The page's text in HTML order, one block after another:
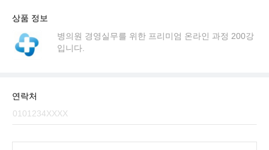
상품 정보
병의원 경영실무를 위한 프리미엄 온라인 과정 200강
입니다.
연락처